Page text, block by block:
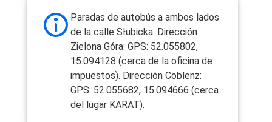
Paradas de autobús a ambos lados
de la calle Słubicka. Dirección
Zielona Góra: GPS: 52.055802,
15.094128 (cerca de la oficina de
impuestos). Dirección Coblenz:
GPS: 52.055682, 15.094666 (cerca
del lugar KARAT).